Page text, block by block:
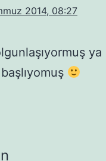
2014, 08:27